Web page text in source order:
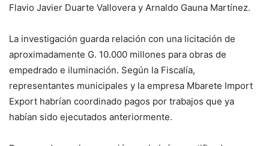
Flavio Javier Duarte Vallovera y Arnaldo Gauna Martínez.
La investigación guarda relación con una licitación de
aproximadamente G. 10.000 millones para obras de
empedrado e iluminación. Según la Fiscalía,
representantes municipales y la empresa Mbarete Import
Export habrían coordinado pagos por trabajos que ya
habían sido ejecutados anteriormente.